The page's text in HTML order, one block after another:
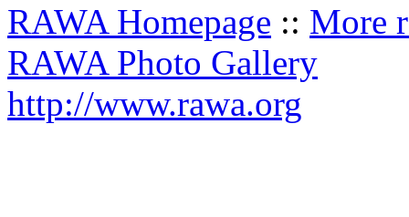
RAWA Homepage :: More
RAWA Photo Gallery
http://www.rawa.org